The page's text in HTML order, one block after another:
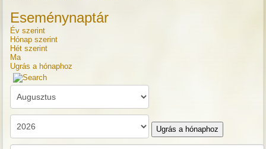
Eseménynaptár
Év szerint
Hónap szerint
Hét szerint
Ma
Ugrás a hónaphoz
Ugrás a hónaphoz